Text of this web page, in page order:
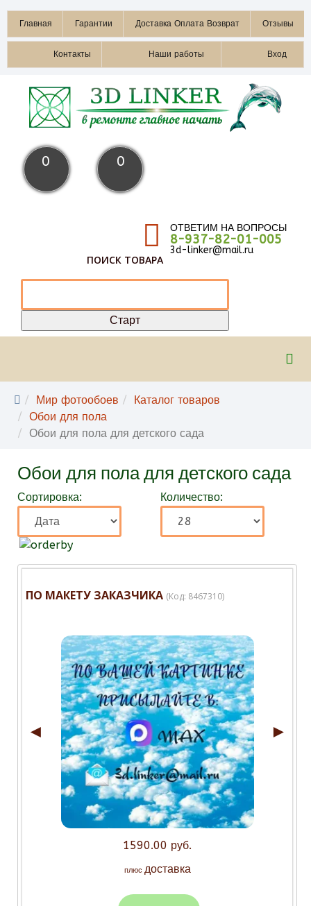
Главная Гарантии Доставка Оплата Возврат Отзывы
Контакты Наши работы Вход
0 0
ОТВЕТИМ НА ВОПРОСЫ
8-937-82-01-005
3d-linker@mail.ru
ПОИСК ТОВАРА
Мир фотообоев
Каталог товаров
Обои для пола
Обои для пола для детского сада
Обои для пола для детского сада
Сортировка: Количество:
ПО МАКЕТУ ЗАКАЗЧИКА (Код: 8467310)
◄ ►
1590.00 руб.
плюс доставка